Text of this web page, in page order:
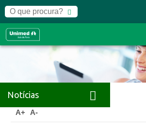
Notícias
Home Notícias
A+ A-